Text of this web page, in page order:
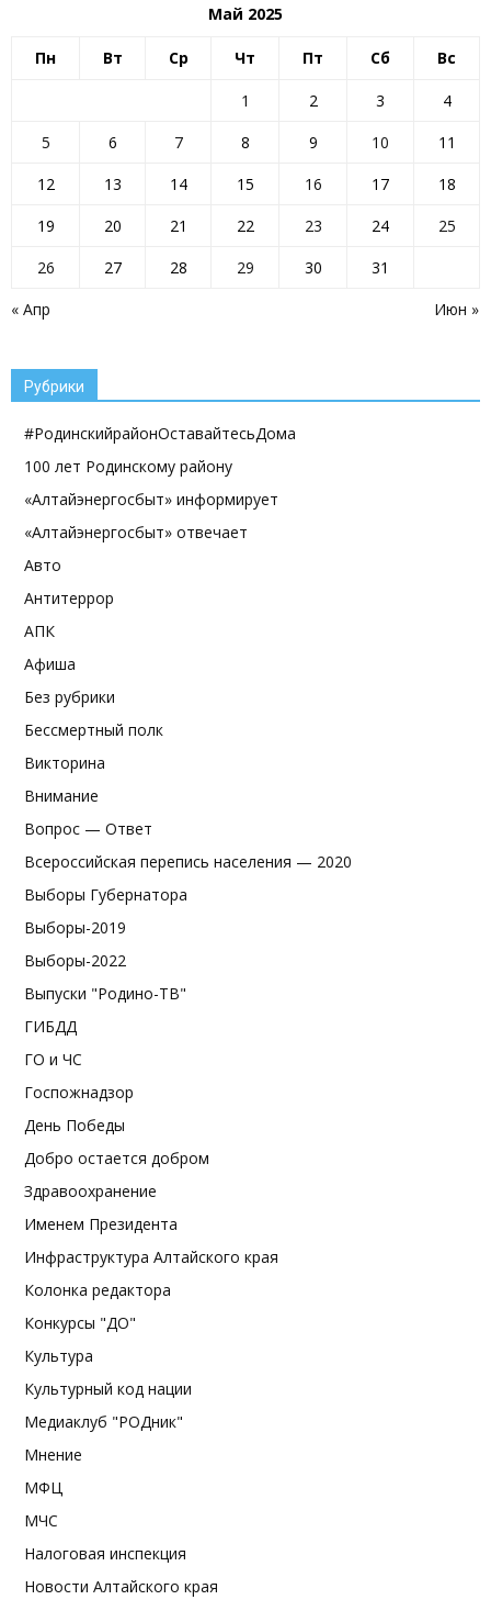
Май 2025
Пн Вт Ср Чт Пт Сб Вс
« Апр Июн »
1 2 3
4
5
6 7 8 9 10
11
12
13 14 15 16 17
18
19
20 21 22 23 24
25
26
27 28 29 30 31
Рубрики
#РодинскийрайонОставайтесьДома
100 лет Родинскому району
«Алтайэнергосбыт» информирует
«Алтайэнергосбыт» отвечает
Авто
Антитеррор
АПК
Афиша
Без рубрики
Бессмертный полк
Викторина
Внимание
Вопрос — Ответ
Всероссийская перепись населения — 2020
Выборы Губернатора
Выборы-2019
Выборы-2022
Выпуски "Родино-ТВ"
ГИБДД
ГО и ЧС
Госпожнадзор
День Победы
Добро остается добром
Здравоохранение
Именем Президента
Инфраструктура Алтайского края
Колонка редактора
Конкурсы "ДО"
Культура
Культурный код нации
Медиаклуб "РОДник"
Мнение
МФЦ
МЧС
Налоговая инспекция
Новости Алтайского края